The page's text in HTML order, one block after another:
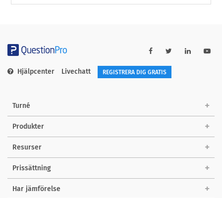
Hjälpcenter Livechatt REGISTRERA DIG GRATIS
Turné
Produkter
Resurser
Prissättning
Har jämförelse